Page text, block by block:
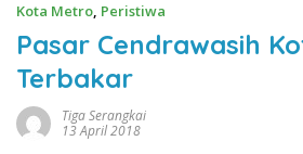
Kota Metro, Peristiwa
Pasar Cendrawasih
Terbakar
Tiga Serangkai
13 April 2018